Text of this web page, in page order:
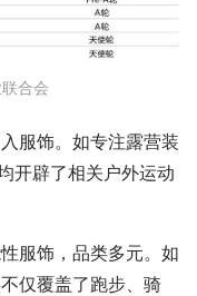
合会
服饰。如专注露营装
开辟了相关户外运动
服饰，品类多元。如
仅覆盖了跑步、骑